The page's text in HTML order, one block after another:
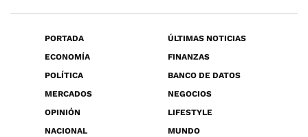
PORTADA
ÚLTIMAS NOTICIAS
ECONOMÍA
FINANZAS
POLÍTICA
BANCO DE DATOS
MERCADOS
NEGOCIOS
OPINIÓN
LIFESTYLE
NACIONAL
MUNDO